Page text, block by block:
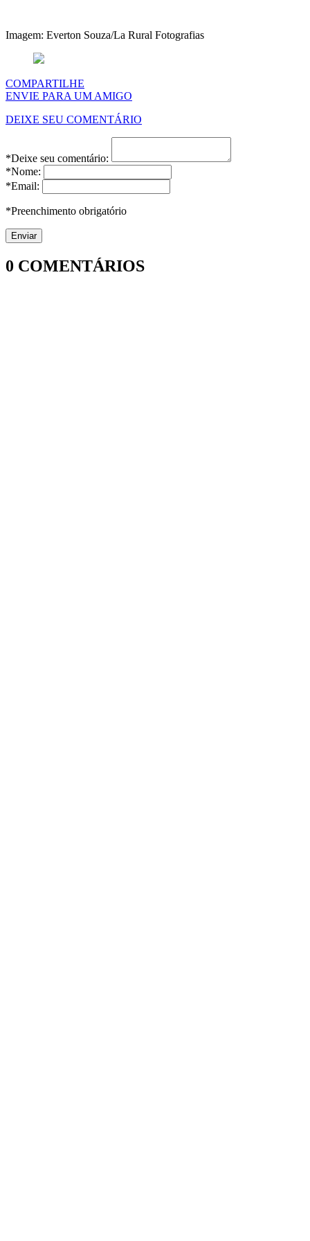
Imagem: Everton Souza/La Rural Fotografias
COMPARTILHE
ENVIE PARA UM AMIGO
DEIXE SEU COMENTÁRIO
*Deixe seu comentário:
*Nome:
*Email:
*Preenchimento obrigatório
0 COMENTÁRIOS